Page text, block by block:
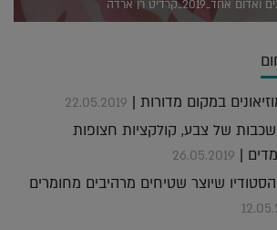
רן ארדה
במקום מדורות | 22.05.2019
של צבע, קולקציות חצופות
|
26.05.2019
שיוצר שטיחים מרהיבים מחומרים